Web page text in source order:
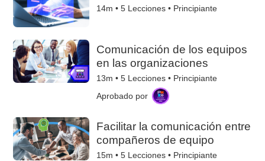
14m •5 Lecciones • Principiante
Comunicación de los equipos
en las organizaciones
13m •5 Lecciones • Principiante
Aprobado por
Facilitar la comunicación entre
compañeros de equipo
15m •5 Lecciones • Principiante